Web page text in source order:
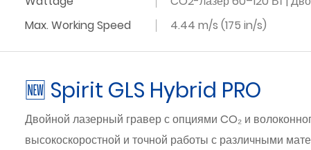
Max. Working Speed
4.44 m/s (175 in/s)
🆕 Spirit GLS Hybrid PRO
Двойной лазерный гравер с опциями CO₂ и
высокоскоростной и точной работы с различными